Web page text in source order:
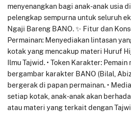
menyenangkan bagi anak-anak usia
pelengkap sempurna untuk seluruh
Ngaji Bareng BANO. ✨ Fitur dan
Permainan: Menyediakan lintasan
kotak yang mencakup materi Huruf
Ilmu Tajwid. • Token Karakter:
bergambar karakter BANO (Bilal,
bergerak di papan permainan. •
setiap kotak, anak-anak akan
atau materi yang terkait dengan